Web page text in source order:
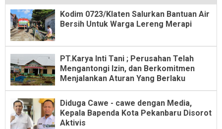
Kodim 0723/Klaten Salurkan Bantuan Air
Bersih Untuk Warga Lereng Merapi
PT.Karya Inti Tani ; Perusahan Telah
Mengantongi Izin, dan Berkomitmen
Menjalankan Aturan Yang Berlaku
Diduga Cawe - cawe dengan Media,
Kepala Bapenda Kota Pekanbaru Disorot
Aktivis